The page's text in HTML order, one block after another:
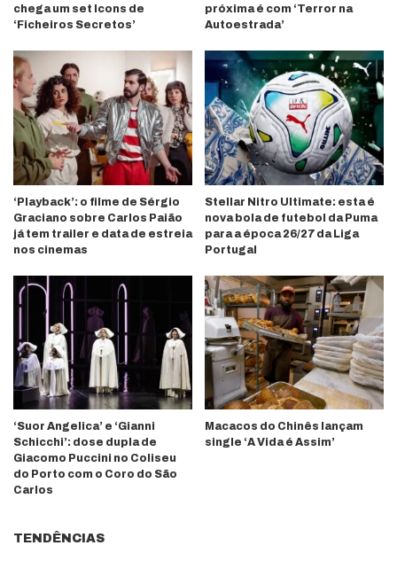
chega um set Icons de
‘Ficheiros Secretos’
próxima é com ‘Terror na
Autoestrada’
‘Playback’: o filme de Sérgio
Graciano sobre Carlos Paião
já tem trailer e data de estreia
nos cinemas
Stellar Nitro Ultimate: esta é
nova bola de futebol da Puma
para a época 26/27 da Liga
Portugal
‘Suor Angelica’ e ‘Gianni
Schicchi’: dose dupla de
Giacomo Puccini no Coliseu
do Porto com o Coro do São
Carlos
Macacos do Chinês lançam
single ‘A Vida é Assim’
TENDÊNCIAS